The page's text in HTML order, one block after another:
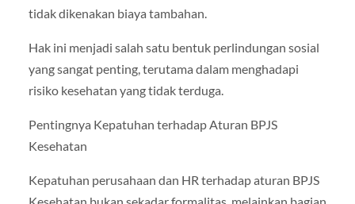
tidak dikenakan biaya tambahan.
Hak ini menjadi salah satu bentuk perlindungan sosial
yang sangat penting, terutama dalam menghadapi
risiko kesehatan yang tidak terduga.
Pentingnya Kepatuhan terhadap Aturan BPJS
Kesehatan
Kepatuhan perusahaan dan HR terhadap aturan BPJS